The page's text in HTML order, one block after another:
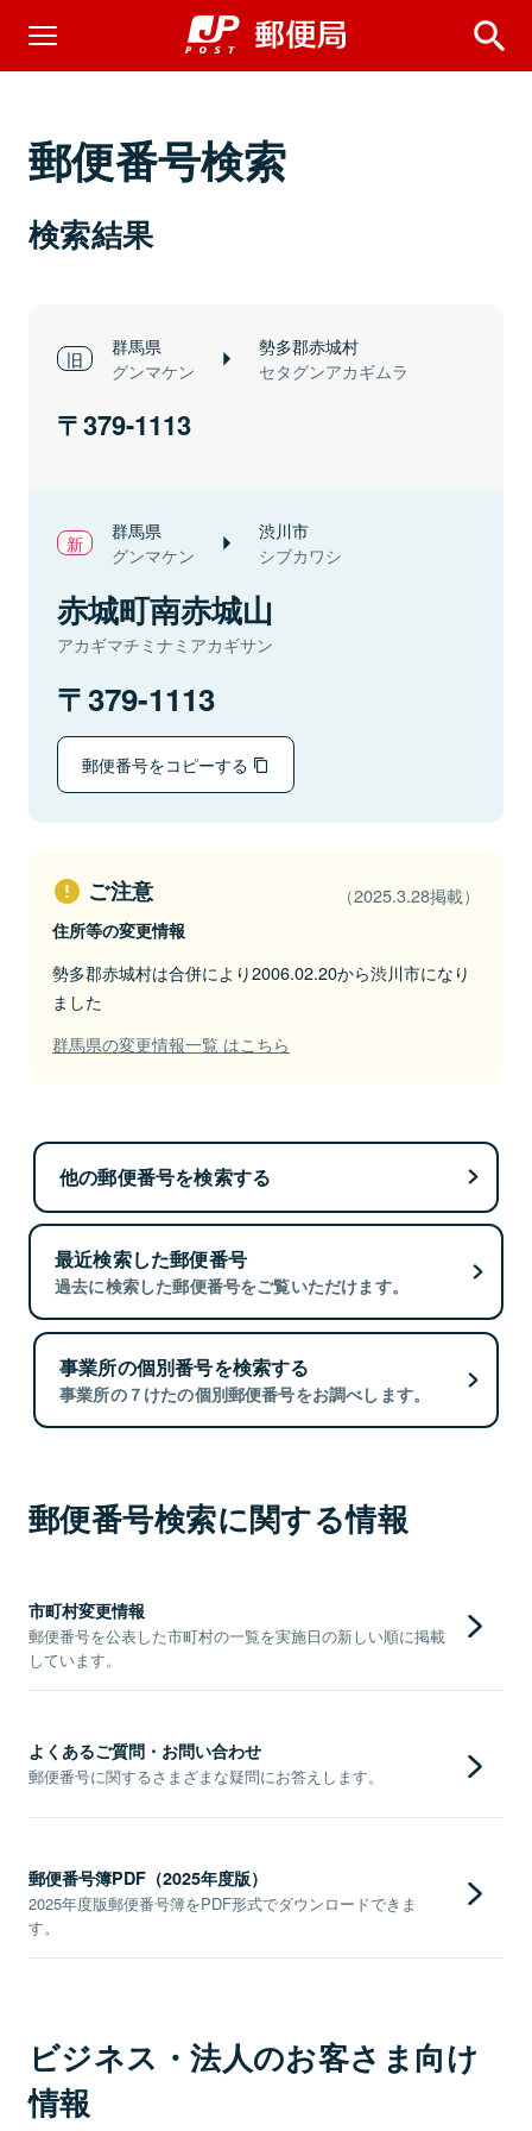
郵便番号検索
検索結果
群馬県
グンマケン
勢多郡赤城村
セタグンアカギムラ
379-1113
群馬県
グンマケン
渋川市
シブカワシ
赤城町南赤城山
アカギマチミナミアカギサン
379-1113
郵便番号をコピーする
ご注意 （2025.3.28掲載）
住所等の変更情報
勢多郡赤城村は合併により2006.02.20から渋川市になり
ました
群馬県の変更情報一覧 はこちら
他の郵便番号を検索する
最近検索した郵便番号
過去に検索した郵便番号をご覧いただけます。
事業所の個別番号を検索する
事業所の７けたの個別郵便番号をお調べします。
郵便番号検索に関する情報
市町村変更情報
郵便番号を公表した市町村の一覧を実施日の新しい順に掲載
しています。
よくあるご質問・お問い合わせ
郵便番号に関するさまざまな疑問にお答えします。
郵便番号簿PDF（2025年度版）
2025年度版郵便番号簿をPDF形式でダウンロードできま
す。
ビジネス・法人のお客さま向け
情報